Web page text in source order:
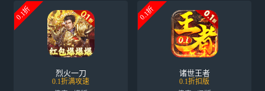
0.1折
烈火一刀
0.1折满攻速
0.1折
诸世王者
0.1折扣版